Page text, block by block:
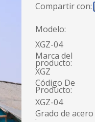
Compartir con:
Modelo:
XGZ-04
Marca del
producto:
XGZ
Código De
Producto:
XGZ-04
Grado de acero